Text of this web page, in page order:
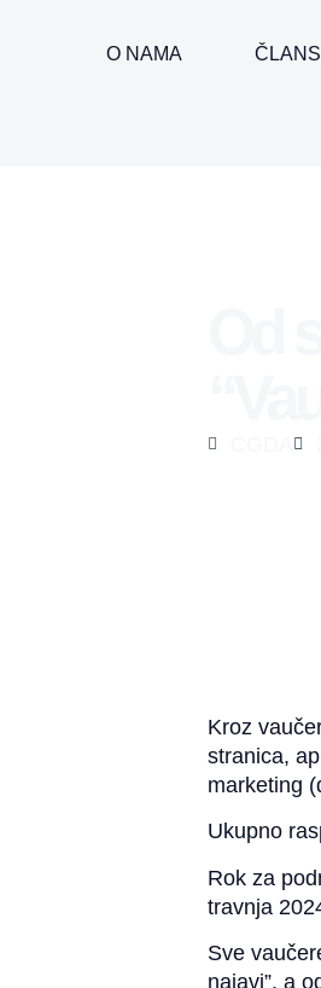
O NAMA
Kroz
stranica,
marketing
Ukupno
Rok za
travnja
Sve
najavi”, a